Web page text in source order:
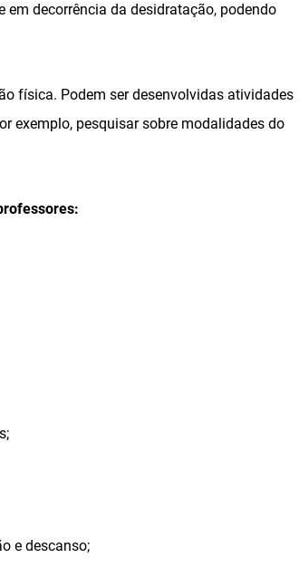
decorrência da desidratação, podendo
física. Podem ser desenvolvidas atividades
exemplo, pesquisar sobre modalidades do
e descanso;